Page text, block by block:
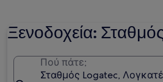
Ξενοδοχεία:
Πού πάτε;
Σταθμός Logatec,